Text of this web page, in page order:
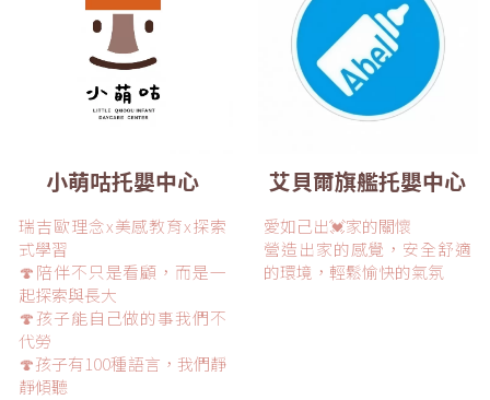
小萌咕托嬰中心
瑞吉歐理念x美感教育x探索
式學習
🍄陪伴不只是看顧，而是一
起探索與長大
🍄孩子能自己做的事我們不
代勞
🍄孩子有100種語言，我們靜
靜傾聽
艾貝爾旗艦托嬰中心
愛如己出💓家的關懷
營造出家的感覺，安全舒適
的環境，輕鬆愉快的氣氛